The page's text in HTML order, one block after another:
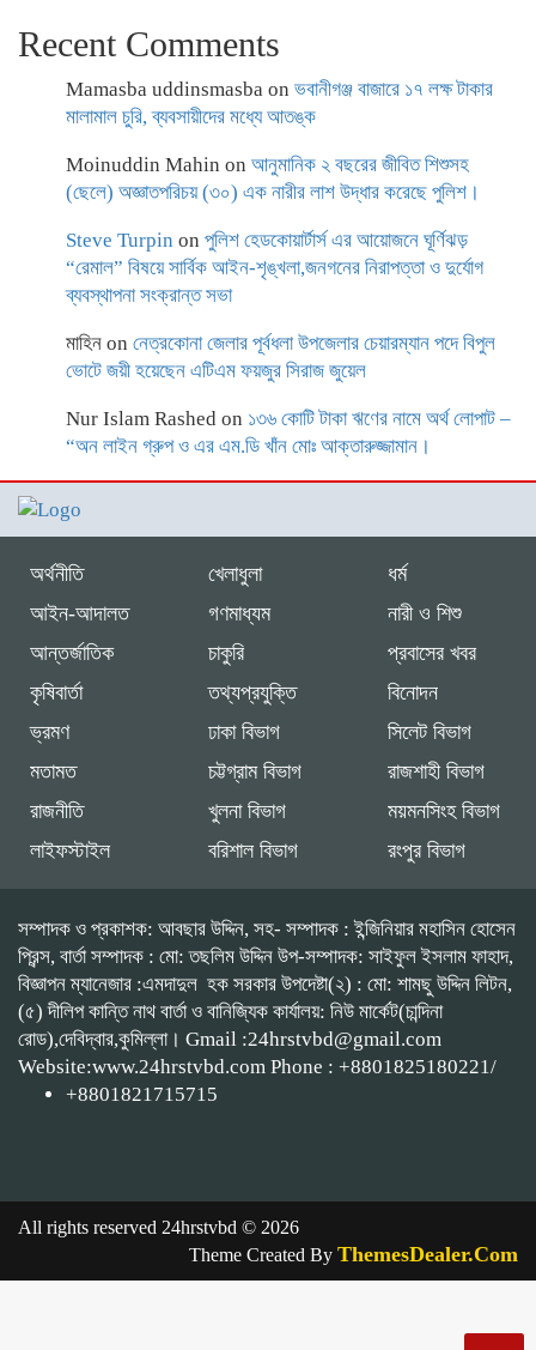
Recent Comments
Mamasba uddinsmasba on ভবানীগঞ্জ বাজারে ১৭ লক্ষ টাকার
মালামাল চুরি, ব্যবসায়ীদের মধ্যে আতঙ্ক
Moinuddin Mahin on আনুমানিক ২ বছরের জীবিত শিশুসহ
(ছেলে) অজ্ঞাতপরিচয় (৩০) এক নারীর লাশ উদ্ধার করেছে পুলিশ।
Steve Turpin on পুলিশ হেডকোয়ার্টার্স এর আয়োজনে ঘূর্ণিঝড়
“রেমাল” বিষয়ে সার্বিক আইন-শৃঙ্খলা,জনগনের নিরাপত্তা ও দুর্যোগ
ব্যবস্থাপনা সংক্রান্ত সভা
মাহিন on নেত্রকোনা জেলার পূর্বধলা উপজেলার চেয়ারম্যান পদে বিপুল
ভোটে জয়ী হয়েছেন এটিএম ফয়জুর সিরাজ জুয়েল
Nur Islam Rashed on ১৩৬ কোটি টাকা ঋণের নামে অর্থ লোপাট –
“অন লাইন গ্রুপ ও এর এম.ডি খাঁন মোঃ আক্তারুজ্জামান।
অর্থনীতি
আইন-আদালত
আন্তর্জাতিক
কৃষিবার্তা
খেলাধুলা
গণমাধ্যম
চাকুরি
তথ্যপ্রযুক্তি
ধর্ম
নারী ও শিশু
প্রবাসের খবর
বিনোদন
ভ্রমণ
মতামত
রাজনীতি
লাইফস্টাইল
ঢাকা বিভাগ
চট্টগ্রাম বিভাগ
খুলনা বিভাগ
বরিশাল বিভাগ
সিলেট বিভাগ
রাজশাহী বিভাগ
ময়মনসিংহ বিভাগ
রংপুর বিভাগ
সম্পাদক ও প্রকাশক: আবছার উদ্দিন, সহ- সম্পাদক : ইন্জিনিয়ার মহাসিন হোসেন
প্রিন্স, বার্তা সম্পাদক : মো: তছলিম উদ্দিন উপ-সম্পাদক: সাইফুল ইসলাম ফাহাদ,
বিজ্ঞাপন ম্যানেজার :এমদাদুল হক সরকার উপদেষ্টা(২) : মো: শামছু উদ্দিন লিটন,
(৫) দীলিপ কান্তি নাথ বার্তা ও বানিজ্যিক কার্যালয়: নিউ মার্কেট(চান্দিনা
রোড),দেবিদ্বার,কুমিল্লা। Gmail :24hrstvbd@gmail.com
Website:www.24hrstvbd.com Phone : +8801825180221/
+8801821715715
All rights reserved 24hrstvbd © 2026
Theme Created By ThemesDealer.Com